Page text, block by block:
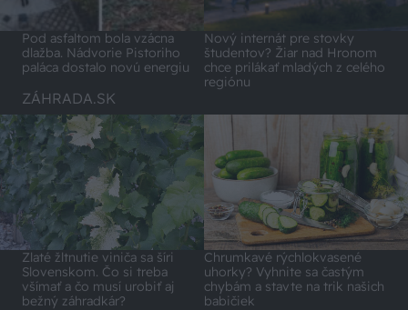
Pod asfaltom bola vzácna
dlažba. Nádvorie Pistoriho
paláca dostalo novú energiu
Nový internát pre stovky
študentov? Žiar nad Hronom
chce prilákať mladých z celého
regiónu
ZÁHRADA.SK
Zlaté žltnutie viniča sa šíri
Slovenskom. Čo si treba
všímať a čo musí urobiť aj
bežný záhradkár?
Chrumkavé rýchlokvasené
uhorky? Vyhnite sa častým
chybám a stavte na trik našich
babičiek